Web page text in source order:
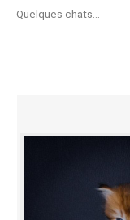
Quelques chats…